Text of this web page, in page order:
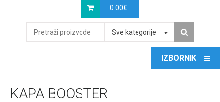
0.00€
Sve kategorije
KAPA BOOSTER